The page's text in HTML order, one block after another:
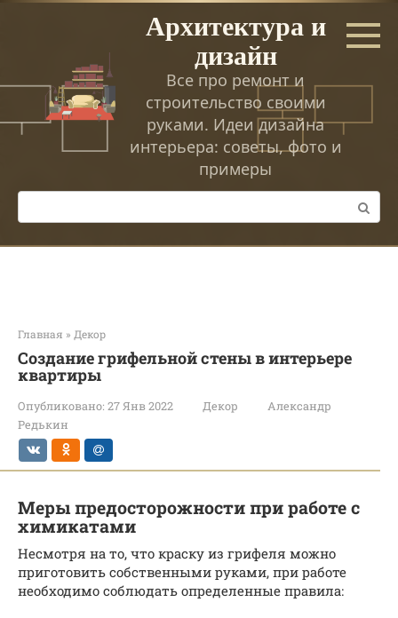
Перейти
Архитектура и
дизайн
Все про ремонт и
строительство своими
руками. Идеи дизайна
интерьера: советы, фото и
примеры
Поиск:
Главная » Декор
Создание грифельной стены в интерьере
квартиры
Опубликовано: 27 Янв 2022 Декор
Александр
Редькин
Меры предосторожности при работе с
химикатами
Несмотря на то, что краску из грифеля можно
приготовить собственными руками, при работе
необходимо соблюдать определенные правила: